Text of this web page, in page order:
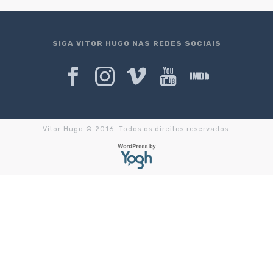
SIGA VITOR HUGO NAS REDES SOCIAIS
Vitor Hugo © 2016. Todos os direitos reservados.